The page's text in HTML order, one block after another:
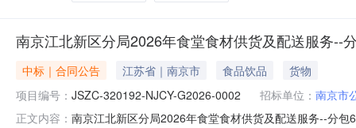
南京江北新区分局2026年食堂食材供货及配送服务--
中标｜合同公告 江苏省｜南京市 食品饮品
货物
项目编号： JSZC-320192-NJCY-G2026-0002 招标单位： 南京市
正文内容： 南京江北新区分局2026年食堂食材供货及配送服务--分